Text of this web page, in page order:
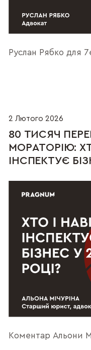
Руслан Рябко для
2 Лютого 2026
80 ТИСЯЧ
МОРАТОРІЮ:
ІНСПЕКТУЄ
Коментар Альони